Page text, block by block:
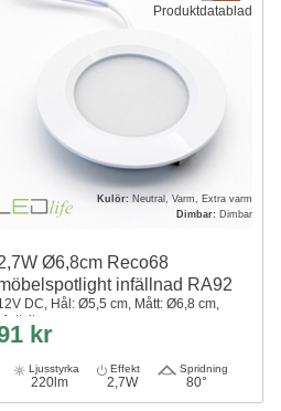
Produktdatablad
Kulör: Neutral, Varm, Extra varm
Dimbar: Dimbar
Ø6,8cm Reco68
infällnad RA92
DC, Hål: Ø5,5 cm, Mått: Ø6,8 cm,
kr
Ljusstyrka
220lm
Effekt
2,7W
Spridning
80°